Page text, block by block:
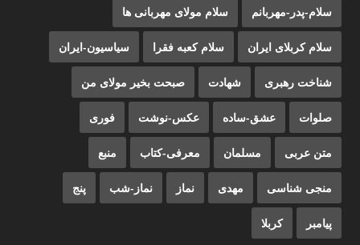
سلام-پدر-مهربانم سلام مولای مهربانی ها
سلام کربلای ایران سلام کعبه فقرا سیاسیون-ایران
شناخت رهبری شهادت صبحت بخیر مولای من
صلوات عشق-ساده عکس-نوشت فوری
متن عربی مسلمان معرفی-کتاب منبع
منجی شناسی مهدی نماز نماز-شب پنج
پیامبر کربلا